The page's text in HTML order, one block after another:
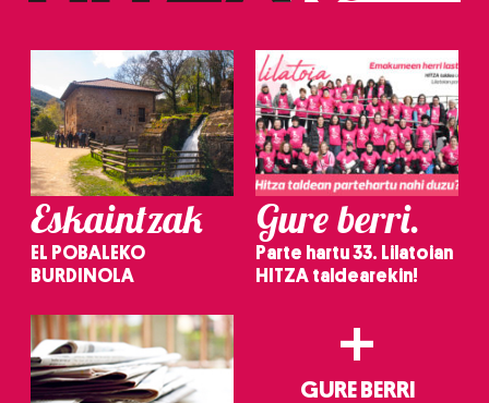
Eskaintzak
EL POBALEKO
BURDINOLA
Gure berri.
Parte hartu 33. Lilatoian
HITZA taldearekin!
+
GURE BERRI